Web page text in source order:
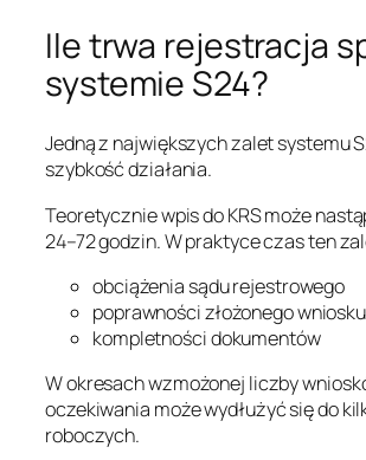
Ile trwa rejestracja
systemie S24?
Jedną z największych zalet systemu
szybkość działania.
Teoretycznie wpis do KRS może
24–72 godzin. W praktyce czas ten
obciążenia sądu rejestrowego
poprawności złożonego wniosku
kompletności dokumentów
W okresach wzmożonej liczby
oczekiwania może wydłużyć się do
roboczych.